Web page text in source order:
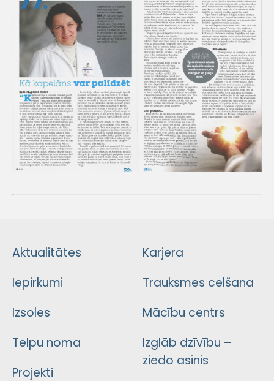
Aktualitātes
Iepirkumi
Izsoles
Telpu noma
Projekti
Karjera
Trauksmes celšana
Mācību centrs
Izglāb dzīvību –
ziedo asinis